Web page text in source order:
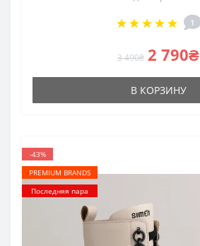
1
3 490₴ 2 790₴
В КОРЗИНУ
-43%
PREMIUM BRANDS
Последняя пара